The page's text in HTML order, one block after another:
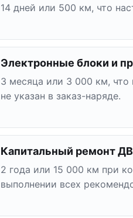
14 дней или 500 км, что
Электронные блоки и
3 месяца или 3 000 км, что
не указан в заказ-наряде.
Капитальный ремонт
2 года или 15 000 км при
выполнении всех